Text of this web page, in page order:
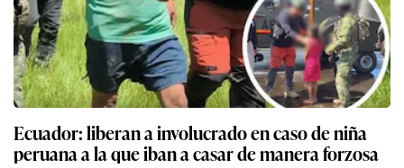
Ecuador: liberan a involucrado en caso de niña
peruana a la que iban a casar de manera forzosa